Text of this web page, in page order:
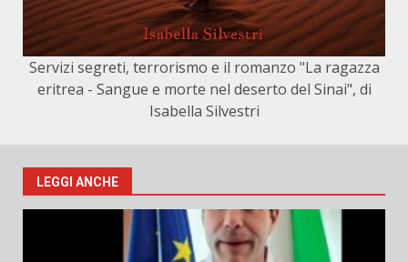
Servizi segreti, terrorismo e il romanzo "La ragazza
eritrea - Sangue e morte nel deserto del Sinai", di
Isabella Silvestri
LEGGI ANCHE